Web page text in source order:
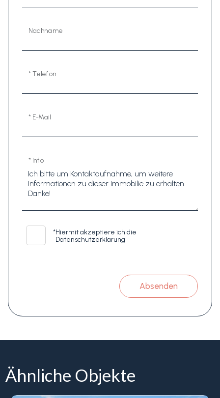
Nachname
* Telefon
* E-Mail
* Info
*Hiermit akzeptiere ich die
Datenschutzerklärung
Absenden
Ähnliche Objekte